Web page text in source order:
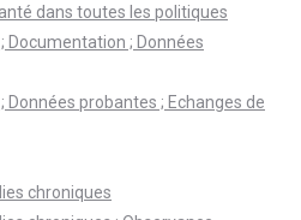
dans toutes les politiques
Documentation ; Données
probantes ; Echanges de
chroniques